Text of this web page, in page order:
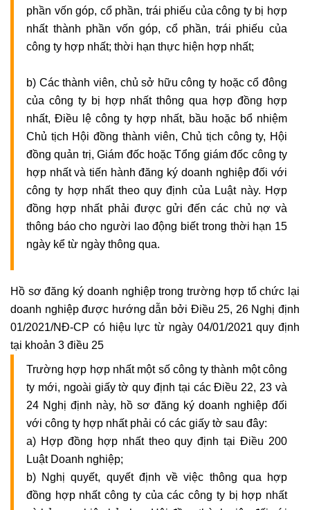
phần vốn góp, cổ phần, trái phiếu của công ty bị hợp
nhất thành phần vốn góp, cổ phần, trái phiếu của
công ty hợp nhất; thời hạn thực hiện hợp nhất;
b) Các thành viên, chủ sở hữu công ty hoặc cổ đông
của công ty bị hợp nhất thông qua hợp đồng hợp
nhất, Điều lệ công ty hợp nhất, bầu hoặc bổ nhiệm
Chủ tịch Hội đồng thành viên, Chủ tịch công ty, Hội
đồng quản trị, Giám đốc hoặc Tổng giám đốc công ty
hợp nhất và tiến hành đăng ký doanh nghiệp đối với
công ty hợp nhất theo quy định của Luật này. Hợp
đồng hợp nhất phải được gửi đến các chủ nợ và
thông báo cho người lao động biết trong thời hạn 15
ngày kể từ ngày thông qua.
Hồ sơ đăng ký doanh nghiệp trong trường hợp tổ chức lại
doanh nghiệp được hướng dẫn bởi Điều 25, 26 Nghị định
01/2021/NĐ-CP có hiệu lực từ ngày 04/01/2021 quy định
tại khoản 3 điều 25
Trường hợp hợp nhất một số công ty thành một công
ty mới, ngoài giấy tờ quy định tại các Điều 22, 23 và
24 Nghị định này, hồ sơ đăng ký doanh nghiệp đối
với công ty hợp nhất phải có các giấy tờ sau đây:
a) Hợp đồng hợp nhất theo quy định tại Điều 200
Luật Doanh nghiệp;
b) Nghị quyết, quyết định về việc thông qua hợp
đồng hợp nhất công ty của các công ty bị hợp nhất